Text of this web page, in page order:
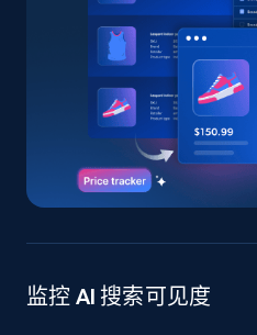
监控 AI 搜索可见度